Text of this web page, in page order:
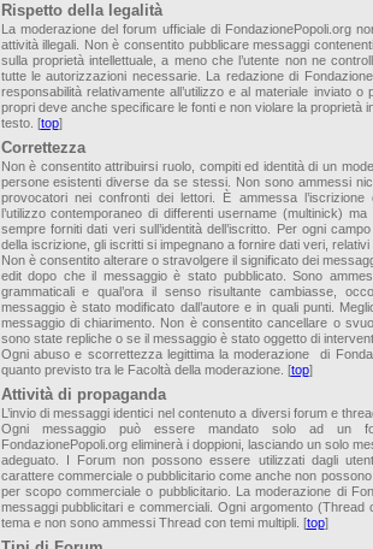
Rispetto della legalità
La moderazione del forum ufficiale di FondazionePopoli.org
attività illegali. Non è consentito pubblicare messaggi
sulla proprietà intellettuale, a meno che l’utente non ne
tutte le autorizzazioni necessarie. La redazione di
responsabilità relativamente all’utilizzo e al materiale inviato o
propri deve anche specificare le fonti e non violare la proprietà
testo. [top]
Correttezza
Non è consentito attribuirsi ruolo, compiti ed identità di un
persone esistenti diverse da se stessi. Non sono ammessi
provocatori nei confronti dei lettori. È ammessa
l’utilizzo contemporaneo di differenti username (multinick)
sempre forniti dati veri sull’identità dell’iscritto. Per ogni
della iscrizione, gli iscritti si impegnano a fornire dati veri,
Non è consentito alterare o stravolgere il significato dei
edit dopo che il messaggio è stato pubblicato. Sono
grammaticali e qual’ora il senso risultante cambiasse,
messaggio è stato modificato dall’autore e in quali punti.
messaggio di chiarimento. Non è consentito cancellare o
sono state repliche o se il messaggio è stato oggetto di
Ogni abuso e scorrettezza legittima la moderazione di
quanto previsto tra le Facoltà della moderazione. [top]
Attività di propaganda
L’invio di messaggi identici nel contenuto a diversi forum e
Ogni messaggio può essere mandato solo ad un
FondazionePopoli.org eliminerà i doppioni, lasciando un solo
adeguato. I Forum non possono essere utilizzati dagli
carattere commerciale o pubblicitario come anche non
per scopo commerciale o pubblicitario. La moderazione di
messaggi pubblicitari e commerciali. Ogni argomento
tema e non sono ammessi Thread con temi multipli. [top]